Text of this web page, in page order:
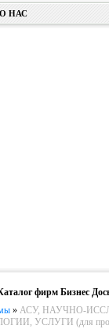
О НАС
фирм Бизнес
» АСУ, НАУЧНО-
УСЛУГИ (для пром.